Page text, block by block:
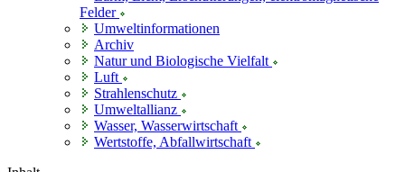
Felder
Umweltinformationen
Archiv
Natur und Biologische Vielfalt
Luft
Strahlenschutz
Umweltallianz
Wasser, Wasserwirtschaft
Wertstoffe, Abfallwirtschaft